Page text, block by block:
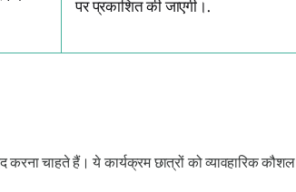
पर प्रकाशित की जाएगी।.
चाहते हैं। ये कार्यक्रम छात्रों को व्यावहारिक कौशल